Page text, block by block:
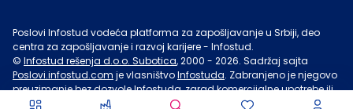
Poslovi Infostud vodeća platforma za zapošljavanje u Srbiji, deo
centra za zapošljavanje i razvoj karijere - Infostud.
© Infostud rešenja d.o.o. Subotica, 2000 - 2026. Sadržaj sajta
Poslovi.infostud.com je vlasništvoInfostuda. Zabranjeno je njegovo
preuzimanje bez dozvoleInfostuda, zarad komercijalne upotrebe ili
u druge svrhe, osim za lične potrebe posetilaca sajta.